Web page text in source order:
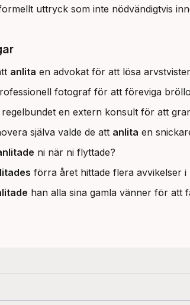
uttryck som inte nödvändigtvis
anlita en advokat för att lösa
fotograf för att föreviga
regelbundet en extern konsult för att
själva valde de att anlita en
ni när ni flyttade?
förra året hittade flera avvikelser i
han alla sina gamla vänner för att